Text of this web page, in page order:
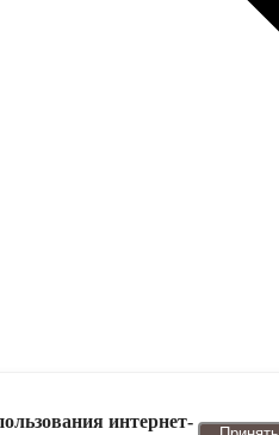
интернет-